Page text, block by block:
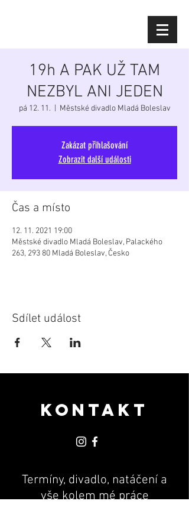
19h A PAK UŽ TAM
NEZBYL ANI JEDEN
pá 12. 11. Městské divadlo Mladá Boleslav
Zakázat přihlašování
Zobrazit další události
Čas a místo
12. 11. 2021 19:00
Městské divadlo Mladá Boleslav, Palackého
263, 293 80 Mladá Boleslav, Česko
Sdílet událost
KONTAKT
Termíny, divadlo, natáčení a
vše kolem mé práce